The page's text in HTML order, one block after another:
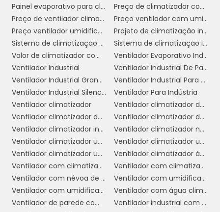
Em resumo, as vantagens do climatizador
ventilador com água são notáveis e fazem
dele uma excelente escolha para ambientes
comerciais que buscam conforto, eficiência e
economia. Investir nesse tipo de equipamento
pode trazer benefícios significativos para o
ambiente de trabalho e para a satisfação dos
clientes.
COMO ESCOLHER O
CLIMATIZADOR
VENTILADOR COM ÁGUA
IDEAL
Escolher o climatizador ventilador com água
ideal para o seu ambiente comercial pode
parecer uma tarefa desafiadora, mas com
Painel evaporativo para climatizador
Preço de climatizador com névoa
Preço de ventilador climatizador industrial
Preço ventilador com umidificador
Preço ventilador umidificador climatizador
Projeto de climatização industrial
Sistema de climatização evaporativa
Sistema de climatização industrial
Valor de climatizador com névoa
Ventilador Evaporativo Industrial
Ventilador Industrial
Ventilador Industrial De Parede
Ventilador Industrial Grande
Ventilador Industrial Para Galpão
Ventilador Industrial Silencioso
Ventilador Para Indústria
Ventilador climatizador
Ventilador climatizador de ar
Ventilador climatizador de coluna
Ventilador climatizador de parede
Ventilador climatizador industrial
Ventilador climatizador nebulizador aspersor de água
Ventilador climatizador umidificador
Ventilador climatizador umidificador industrial
Ventilador climatizador umidificador parede industrial
Ventilador climatizador água
Ventilador com climatizador
Ventilador com climatizador de água
Ventilador com névoa de água preço
Ventilador com umidificador
Ventilador com umidificador industrial
Ventilador com água climatizador
Ventilador de parede com climatizador
Ventilador industrial com umidificador